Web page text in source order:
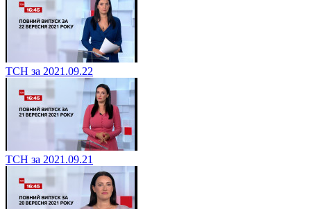
ТСН за 2021.09.22
ТСН за 2021.09.21